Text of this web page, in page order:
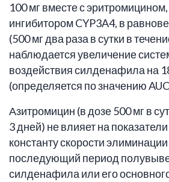
100 мг вместе с
ингибитором CYP3A4, в
(500 мг два раза в сутки в
наблюдается увеличение
воздействия силденафила на
(определяется по значению
Азитромицин (в дозе 500 мг в
3 дней) не влияет на показатели
константу скорости
последующий период
силденафила или его